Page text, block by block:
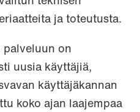
ja toteutusta.
palveluun on
uusia käyttäjiä,
käyttäjäkannan
koko ajan laajempaa